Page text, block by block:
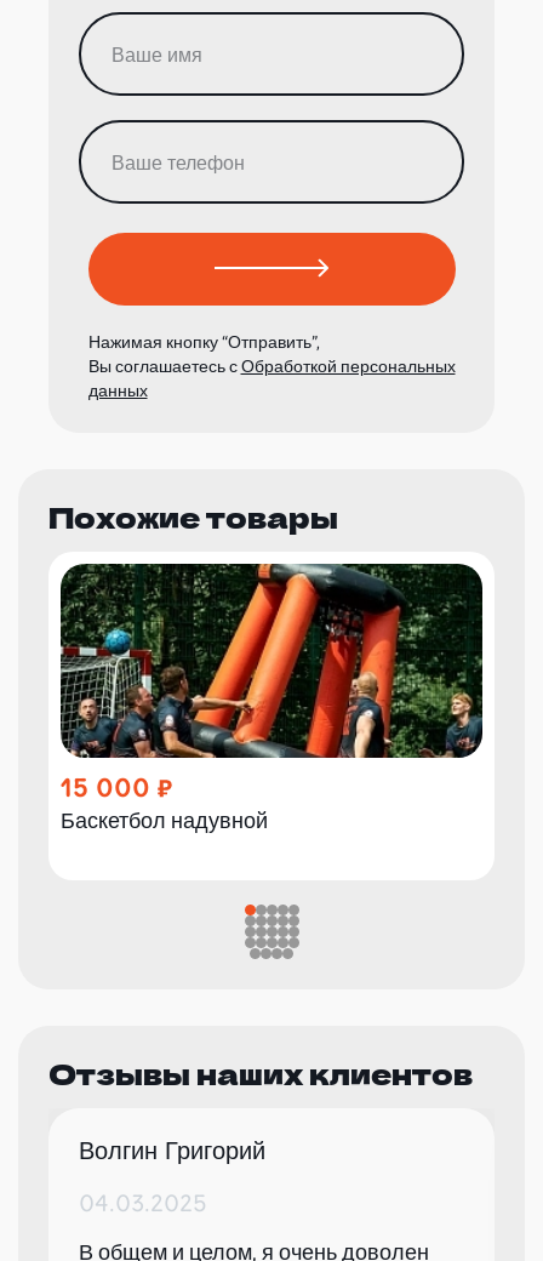
Нажимая кнопку “Отправить”,
Вы соглашаетесь сОбработкой персональных
данных
Похожие товары
15 000
Баскетбол надувной
Отзывы наших клиентов
Волгин Григорий
04.03.2025
В общем и целом, я очень доволен